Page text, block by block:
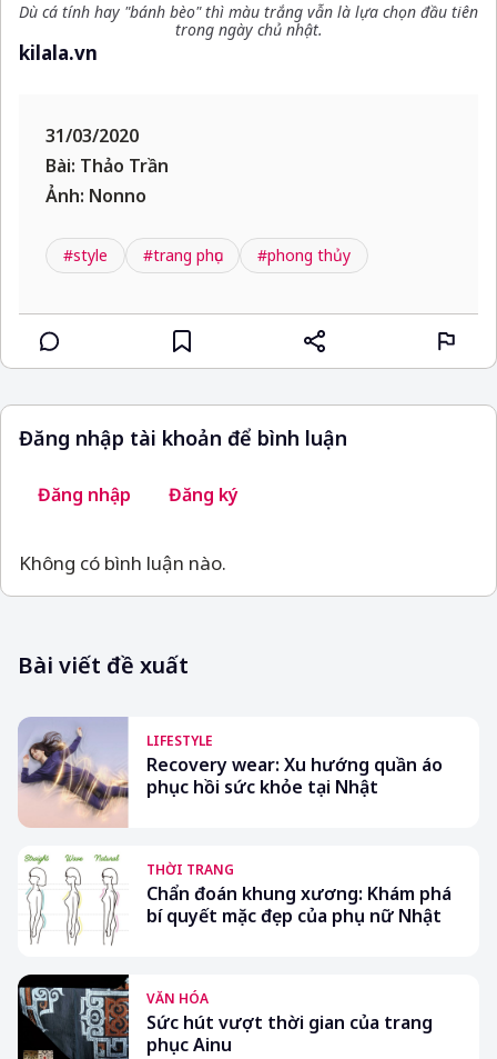
Dù cá tính hay "bánh bèo" thì màu trắng vẫn là lựa chọn đầu tiên
trong ngày chủ nhật.
kilala.vn
31/03/2020
Bài: Thảo Trần
Ảnh: Nonno
#style #trang phục #phong thủy
Đăng nhập tài khoản để bình luận
Đăng nhập Đăng ký
Không có bình luận nào.
Bài viết đề xuất
LIFESTYLE
Recovery wear: Xu hướng quần áo
phục hồi sức khỏe tại Nhật
THỜI TRANG
Chẩn đoán khung xương: Khám phá
bí quyết mặc đẹp của phụ nữ Nhật
VĂN HÓA
Sức hút vượt thời gian của trang
phục Ainu